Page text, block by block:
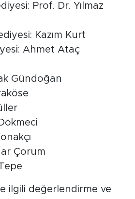
Prof. Dr. Yılmaz
Kazım Kurt
Ahmet Ataç
Gündoğan
Çorum
ilgili değerlendirme ve